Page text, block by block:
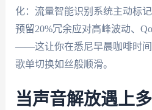
化：流量智能识别系统主动标
预留20%冗余应对高峰波动、
——这让你在悉尼早晨咖啡时间
歌单切换如丝般顺滑。
当声音解放遇上